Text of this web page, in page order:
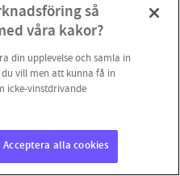
swisha en slant till
vill göra
så
våra kakor?
din upplevelse och samla in
vill men att kunna få in
icke-vinstdrivande
Acceptera alla cookies